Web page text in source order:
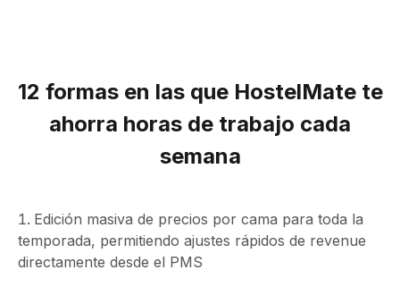
12 formas en las que HostelMate te
ahorra horas de trabajo cada
semana
Edición masiva de precios por cama para toda la
temporada, permitiendo ajustes rápidos de revenue
directamente desde el PMS